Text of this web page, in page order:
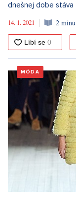
dnešnej dobe stáva
14. 1. 2021
2
MÓDA